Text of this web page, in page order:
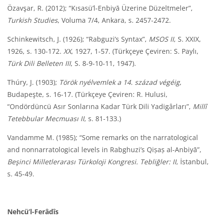
Özavşar, R. (2012); “Kısasü’l-Enbiyā Üzerine Düzeltmeler”,
Turkish Studies, Voluma 7/4, Ankara, s. 2457-2472.
Schinkewitsch, J. (1926); “Rabguzi’s Syntax”, MSOS II, S. XXIX,
1926, s. 130-172. XX, 1927, 1-57. (Türkçeye Çeviren: S. Paylı,
Türk Dili Belleten III, S. 8-9-10-11, 1947).
Thúry, J. (1903); Török nyélvemlek a 14. század végéig,
Budapeşte, s. 16-17. (Türkçeye Çeviren: R. Hulusi,
“Ondördüncü Asır Sonlarına Kadar Türk Dili Yadigârları”, Millî
Tetebbular Mecmuası II, s. 81-133.)
Vandamme M. (1985); “Some remarks on the narratological
and nonnarratological levels in Rabghuzi’s Qiṣaṣ al-Anbiyā”,
Beşinci Milletlerarası Türkoloji Kongresi. Tebliğler: II, İstanbul,
s. 45-49.
Nehcü’l-Ferâdîs